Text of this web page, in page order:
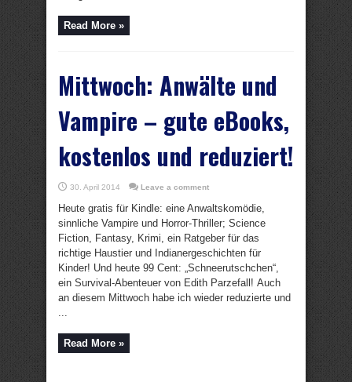
Read More »
Mittwoch: Anwälte und
Vampire – gute eBooks,
kostenlos und reduziert!
30. April 2014 Leave a comment
Heute gratis für Kindle: eine Anwaltskomödie,
sinnliche Vampire und Horror-Thriller; Science
Fiction, Fantasy, Krimi, ein Ratgeber für das
richtige Haustier und Indianergeschichten für
Kinder! Und heute 99 Cent: „Schneerutschchen“,
ein Survival-Abenteuer von Edith Parzefall! Auch
an diesem Mittwoch habe ich wieder reduzierte und
...
Read More »